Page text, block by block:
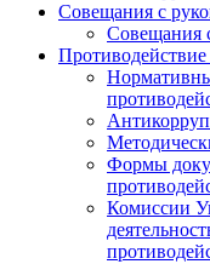
Совещания с
Совещания
Формы
Комиссии